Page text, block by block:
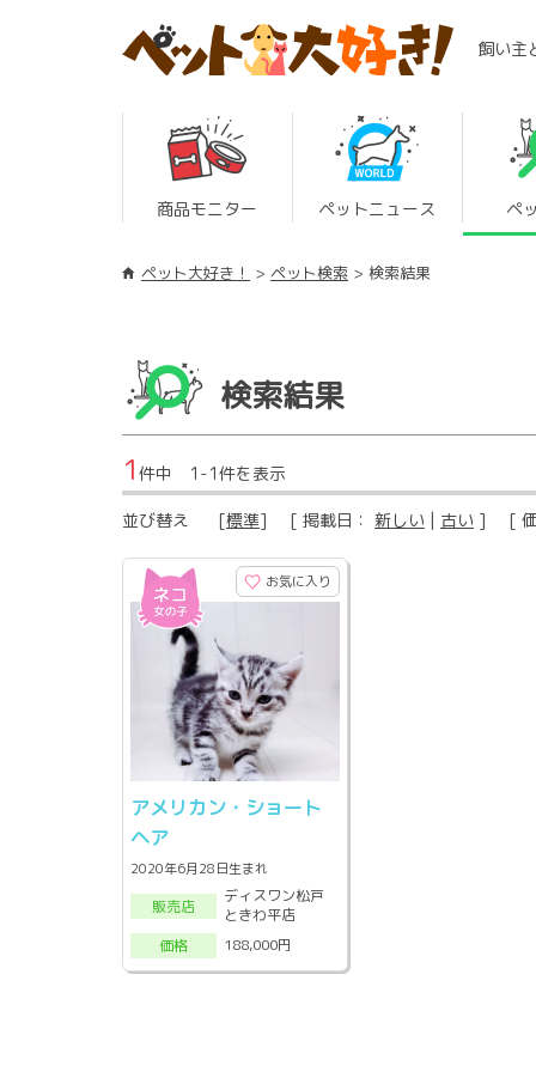
飼い主
商品モニター ペットニュース ペ
ペット大好き！ ペット検索 検索結果
検索結果
1 件中 1-1件を表示
並び替え [標準] [ 掲載日： 新しい | 古い ] [ 価
お気に入り
アメリカン・ショート
ヘア
2020年6月28日生まれ
販売店
ディスワン松戸
ときわ平店
価格
188,000円